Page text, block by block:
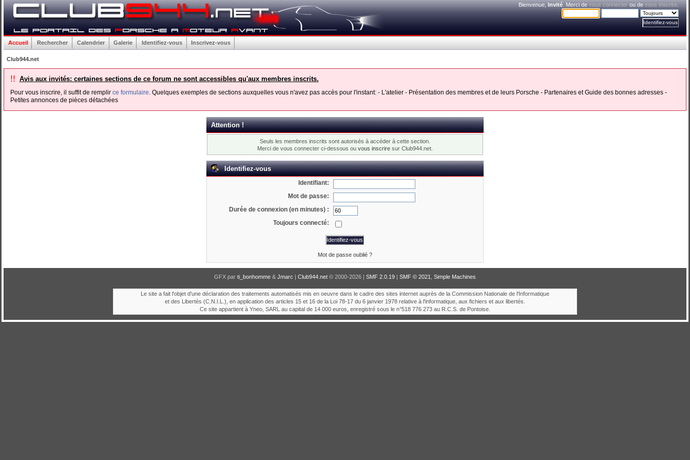
Bienvenue,Invité . Merci devous connecter ou devous inscrire
Accueil Rechercher Calendrier Galerie Identifiez-vous Inscrivez-vous
Club944.net
!! Avis aux invités: certaines sections de ce forum ne sont accessibles qu'aux membres inscrits.
Pour vous inscrire, il suffit de remplir ce formulaire. Quelques exemples de sections auxquelles vous n'avez pas accès pour l'instant: - L'atelier - Présentation des membres et de leurs Porsche - Partenaires et Guide des bonnes adresses -
Petites annonces de pièces détachées
Attention !
Seuls les membres inscrits sont autorisés à accéder à cette section.
Merci de vous connecter ci-dessous ou vous inscriresur Club944.net.
Identifiez-vous
Identifiant:
Mot de passe:
Durée de connexion (en minutes) :
Toujours connecté:
Mot de passe oublié ?
GFX par ti_bonhomme& Jmarc Club944.net© 2000-2026 | SMF 2.0.19| SMF © 2021, Simple Machines
Le site a fait l'objet d'une déclaration des traitements automatisés mis en oeuvre dans le cadre des sites internet auprès de la Commission Nationale de l'Informatique
et des Libertés (C.N.I.L.), en application des articles 15 et 16 de la Loi 78-17 du 6 janvier 1978 relative à l'informatique, aux fichiers et aux libertés.
Ce site appartient à Yneo, SARL au capital de 14 000 euros, enregistré sous le n°518 776 273 au R.C.S. de Pontoise.